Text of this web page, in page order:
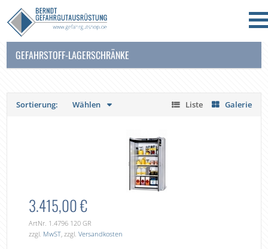
GEFAHRSTOFF-LAGERSCHRÄNKE
Sortierung: Wählen Liste Galerie
3.415,00 €
ArtNr. 1.4796 120 GR
zzgl. MwST, zzgl.Versandkosten